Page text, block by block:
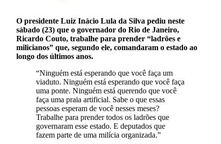
O presidente Luiz Inácio Lula da Silva pediu neste
sábado (23) que o governador do Rio de Janeiro,
Ricardo Couto, trabalhe para prender “ladrões e
milicianos” que, segundo ele, comandaram o estado ao
longo dos últimos anos.
“Ninguém está esperando que você faça um
viaduto. Ninguém está esperando que você faça
uma ponte. Ninguém está querendo que você
faça uma praia artificial. Sabe o que essas
pessoas esperam de você nesses meses?
Trabalhe para prender todos os ladrões que
governaram esse estado. E deputados que
fazem parte de uma milícia organizada.”